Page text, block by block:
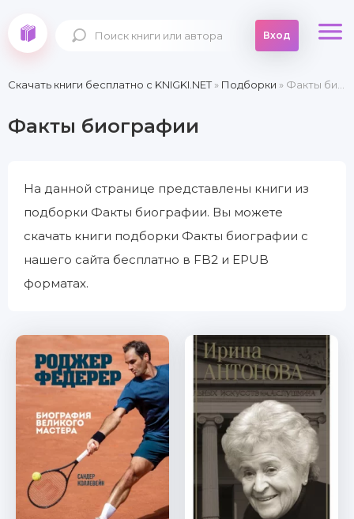
Вход
Скачать книги бесплатно c KNIGKI.NET» Подборки » Факты биографии
Факты биографии
На данной странице представлены книги из
подборки Факты биографии. Вы можете
скачать книги подборки Факты биографии с
нашего сайта бесплатно в FB2 и EPUB
форматах.